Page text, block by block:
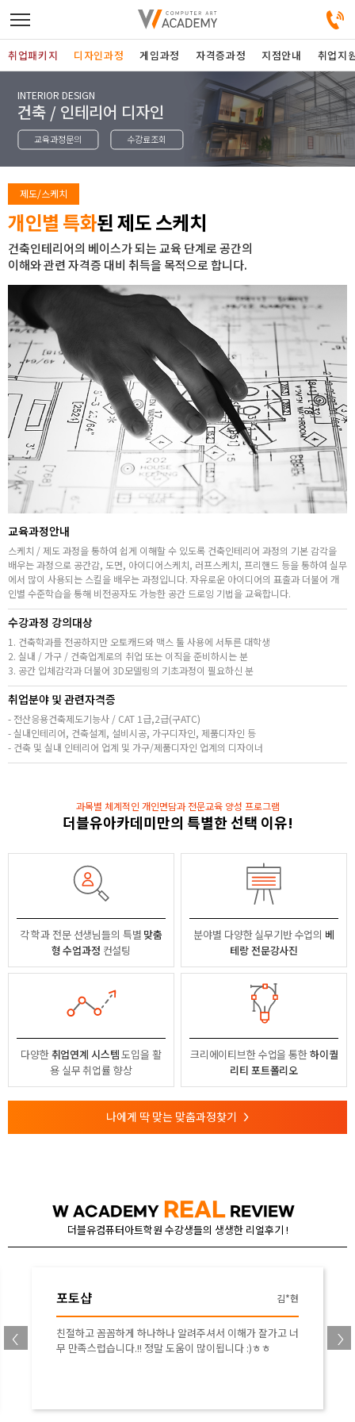
디자인정규과정
디자인단과과정
게임과정
자격증과정
커뮤니티
취업패키지
취업지원센터
고객상담센터
아카데미소개
지점별 홈페이지
취업패키지 디자인과정 게임과정 자격증과정 지점안내 취업지
INTERIOR DESIGN
건축 / 인테리어 디자인
교육과정문의 수강료조회
제도/스케치
개인별 특화된 제도 스케치
건축인테리어의 베이스가 되는 교육 단계로 공간의
이해와 관련 자격증 대비 취득을 목적으로 합니다.
교육과정안내
스케치 / 제도 과정을 통하여 쉽게 이해할 수 있도록 건축인테리어 과정의 기본 감각을
배우는 과정으로 공간감, 도면, 아이디어스케치, 러프스케치, 프리핸드 등을 통하여 실무
에서 많이 사용되는 스킬을 배우는 과정입니다. 자유로운 아이디어의 표출과 더불어 개
인별 수준학습을 통해 비전공자도 가능한 공간 드로잉 기법을 교육합니다.
수강과정 강의대상
1. 건축학과를 전공하지만 오토캐드와 맥스 툴 사용에 서투른 대학생
2. 실내 / 가구 / 건축업계로의 취업 또는 이직을 준비하시는 분
3. 공간 입체감각과 더불어 3D모델링의 기초과정이 필요하신 분
취업분야 및 관련자격증
- 전산응용건축제도기능사 / CAT 1급,2급(구ATC)
- 실내인테리어, 건축설계, 설비시공, 가구디자인, 제품디자인 등
- 건축 및 실내 인테리어 업계 및 가구/제품디자인 업계의 디자이너
과목별 체계적인 개인면담과 전문교육 양성 프로그램
더블유아카데미만의 특별한 선택 이유!
각 학과 전문 선생님들의 특별 맞춤
형 수업과정 컨설팅
분야별 다양한 실무기반 수업의 베
테랑 전문강사진
다양한취업연계 시스템도입을 활
용실무 취업률 향상
크리에이티브한 수업을 통한하이퀄
리티 포트폴리오
나에게 딱 맞는 맞춤과정찾기 >
W ACADEMY REAL REVIEW
더블유컴퓨터아트학원 수강생들의 생생한 리얼후기 !
포토샵 김*현
친절하고 꼼꼼하게 하나하나 알려주셔서 이해가 잘가고 너
무 만족스럽습니다.!! 정말 도움이 많이됩니다 :)ㅎㅎ